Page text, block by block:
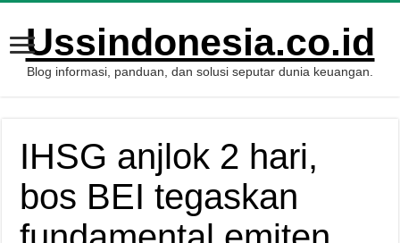
Ussindonesia.co.id
Blog informasi, panduan, dan solusi seputar dunia keuangan.
IHSG anjlok 2 hari,
bos BEI tegaskan